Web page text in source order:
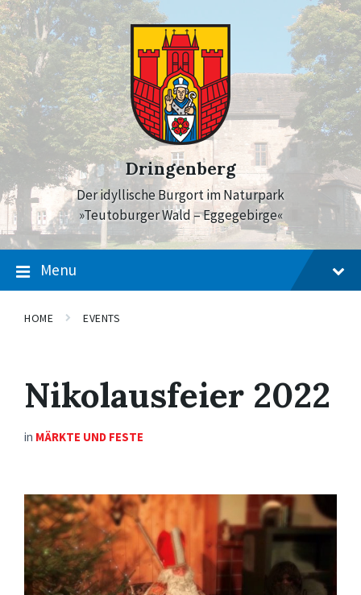
Skip
to
content
Skip
to
main
navigation
Skip
to
footer
Dringenberg
Der idyllische Burgort im Naturpark
»Teutoburger Wald – Eggegebirge«
Menu
HOME EVENTS
Nikolausfeier 2022
in MÄRKTE UND FESTE